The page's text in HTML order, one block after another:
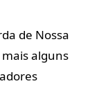
de Nossa
alguns